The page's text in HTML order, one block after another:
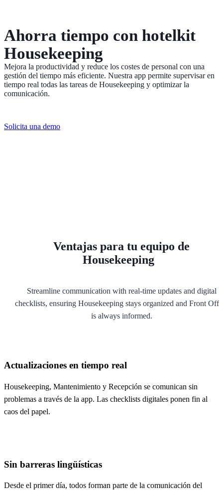
Ahorra tiempo con hotelkit
Housekeeping
Mejora la productividad y reduce los costes de personal con una
gestión del tiempo más eficiente. Nuestra app permite supervisar en
tiempo real todas las tareas de Housekeeping y optimizar la
comunicación.
Solicita una demo
Ventajas para tu equipo de
Housekeeping
Streamline communication with real-time updates and digital
checklists, ensuring Housekeeping stays organized and Front
is always informed.
Actualizaciones en tiempo real
Housekeeping, Mantenimiento y Recepción se comunican sin
problemas a través de la app. Las checklists digitales ponen fin al
caos del papel.
Sin barreras lingüísticas
Desde el primer día, todos forman parte de la comunicación del